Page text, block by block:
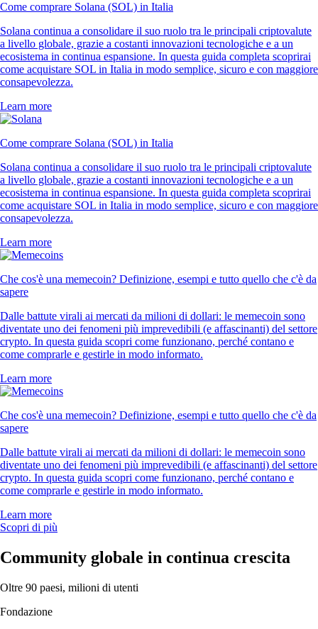
Come comprare Solana (SOL) in Italia
Solana continua a consolidare il suo ruolo tra le principali criptovalute
a livello globale, grazie a costanti innovazioni tecnologiche e a un
ecosistema in continua espansione. In questa guida completa scoprirai
come acquistare SOL in Italia in modo semplice, sicuro e con maggiore
consapevolezza.
Learn more
Come comprare Solana (SOL) in Italia
Solana continua a consolidare il suo ruolo tra le principali criptovalute
a livello globale, grazie a costanti innovazioni tecnologiche e a un
ecosistema in continua espansione. In questa guida completa scoprirai
come acquistare SOL in Italia in modo semplice, sicuro e con maggiore
consapevolezza.
Learn more
Che cos'è una memecoin? Definizione, esempi e tutto quello che c'è da
sapere
Dalle battute virali ai mercati da milioni di dollari: le memecoin sono
diventate uno dei fenomeni più imprevedibili (e affascinanti) del settore
crypto. In questa guida scopri come funzionano, perché contano e
come comprarle e gestirle in modo informato.
Learn more
Che cos'è una memecoin? Definizione, esempi e tutto quello che c'è da
sapere
Dalle battute virali ai mercati da milioni di dollari: le memecoin sono
diventate uno dei fenomeni più imprevedibili (e affascinanti) del settore
crypto. In questa guida scopri come funzionano, perché contano e
come comprarle e gestirle in modo informato.
Learn more
Scopri di più
Community globale in continua crescita
Oltre 90 paesi, milioni di utenti
Fondazione